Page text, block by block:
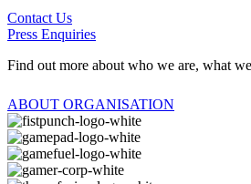
Contact Us
Press Enquiries
Find out more about who we are, what
ABOUT ORGANISATION